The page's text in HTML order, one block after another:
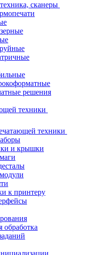
сканеры
решения
техники
техники
и крышки
к принтеру
обработка